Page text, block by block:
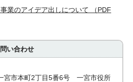
業のアイデア出しについて （PDF
い合わせ
市本町2丁目5番6号 一宮市役所